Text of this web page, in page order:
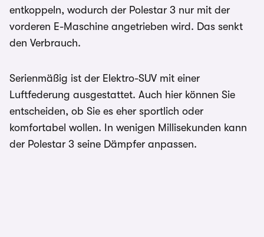
entkoppeln, wodurch der Polestar 3 nur mit der
vorderen E-Maschine angetrieben wird. Das senkt
den Verbrauch.
Serienmäßig ist der Elektro-SUV mit einer
Luftfederung ausgestattet. Auch hier können Sie
entscheiden, ob Sie es eher sportlich oder
komfortabel wollen. In wenigen Millisekunden kann
der Polestar 3 seine Dämpfer anpassen.